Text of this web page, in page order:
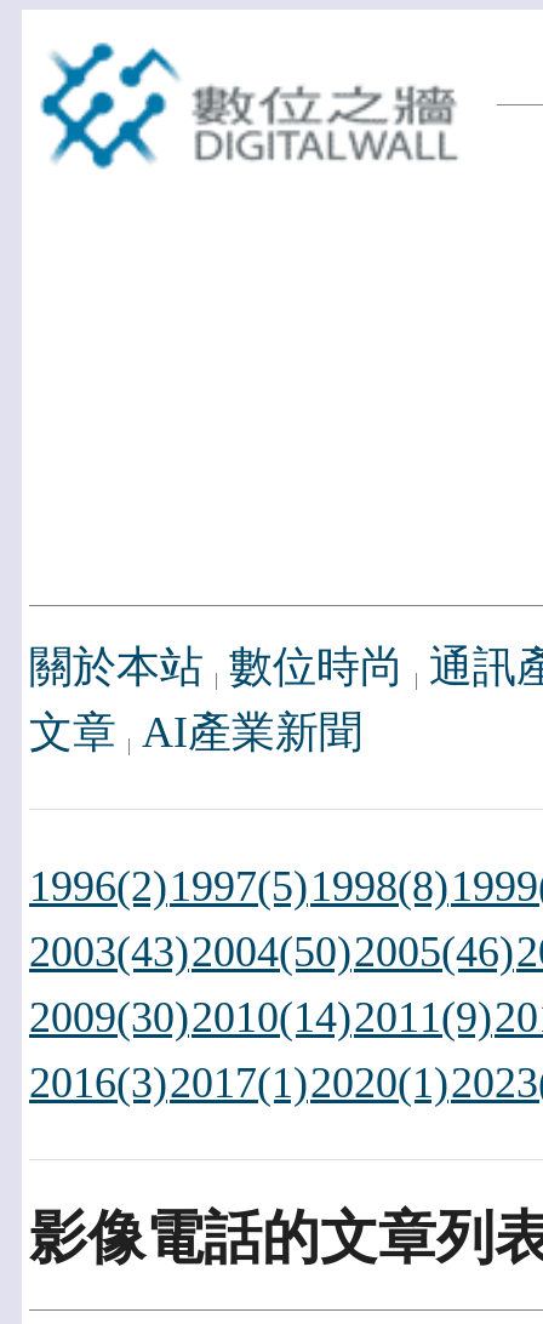
關於本站 數位時尚
通訊
文章 AI產業新聞
1996(2)1997(5)1998(8)
2003(43)2004(50)2005(46)
2009(30)2010(14)2011(9)
2016(3)2017(1)2020(1)
影像電話的文章列